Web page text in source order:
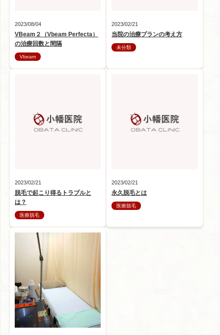
2023/08/04
VBeam２（Vbeam Perfecta）
の治療回数と間隔
Vbeam
2023/02/21
当院の治療プランの考え方
未分類
2023/02/21
脱毛で起こり得るトラブルと
は？
医療脱毛
2023/02/21
永久脱毛とは
医療脱毛